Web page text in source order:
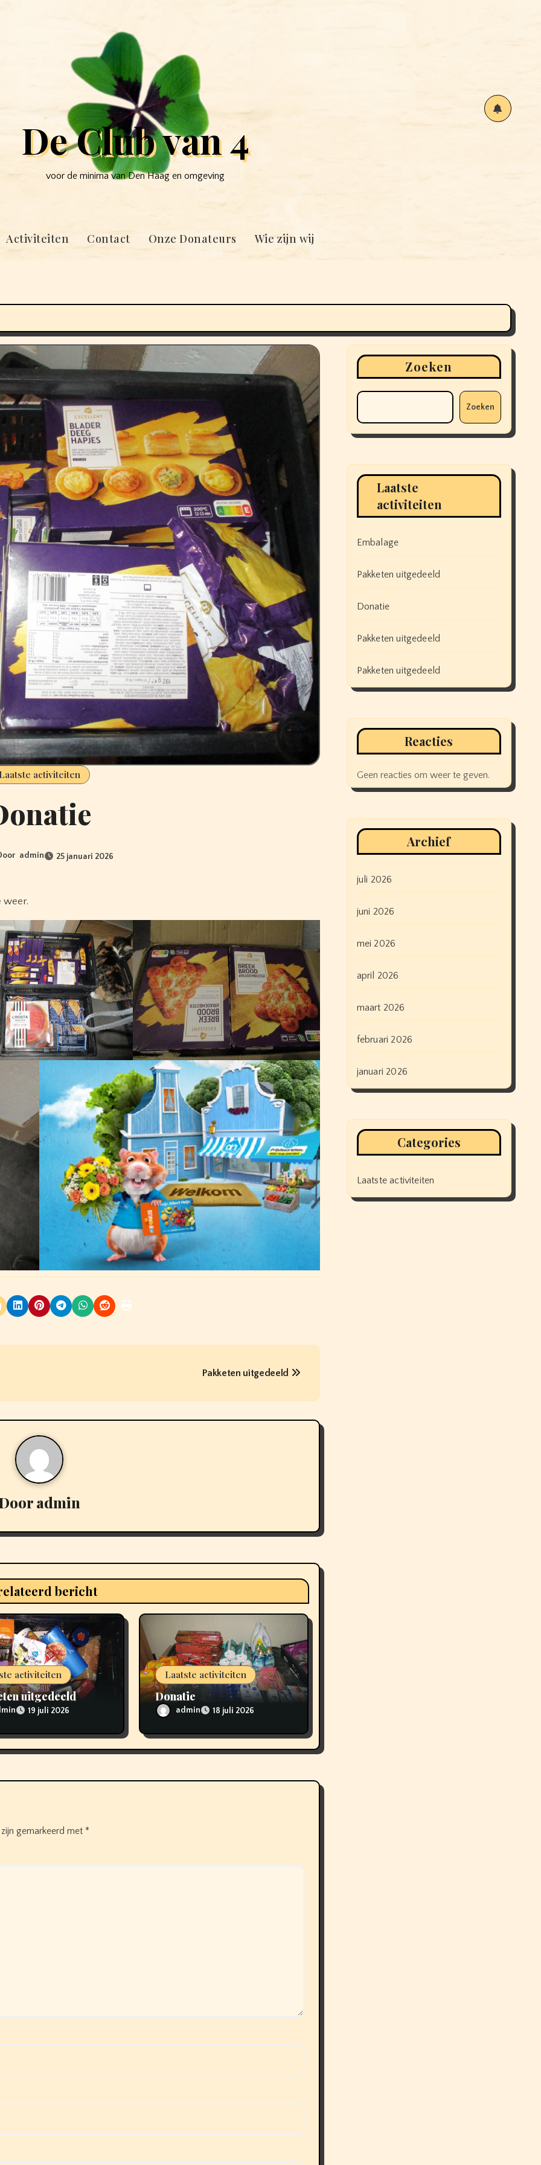
De Club van 4
voor de minima van Den Haag en omgeving
Activiteiten Contact Onze Donateurs Wie zijn wij
Laatste activiteiten
admin 25 januari 2026
weer.
Pakketen uitgedeeld
admin
bericht
activiteiten
uitgedeeld
19 juli 2026
Laatste activiteiten
Donatie
admin 18 juli 2026
gemarkeerd met *
Zoeken
Zoeken
Laatste
activiteiten
Embalage
Pakketen uitgedeeld
Donatie
Pakketen uitgedeeld
Pakketen uitgedeeld
Reacties
Geen reacties om weer te geven.
Archief
juli 2026
juni 2026
mei 2026
april 2026
maart 2026
februari 2026
januari 2026
Categories
Laatste activiteiten